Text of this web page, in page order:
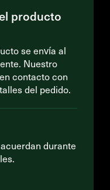
producto
se envía al
Nuestro
contacto con
del pedido.
durante